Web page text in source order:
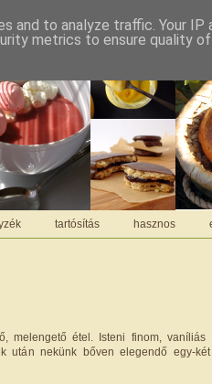
tartósítás hasznos
melengető étel. Isteni finom, vaníliás
után nekünk bőven elegendő egy-
and to analyze traffic. Your IP
metrics to ensure quality